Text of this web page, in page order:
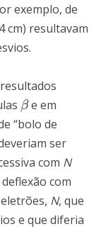
exemplo, de
cm) resultavam
β
βe em
“bolo de
ser
com N
com
N, que
e que diferia